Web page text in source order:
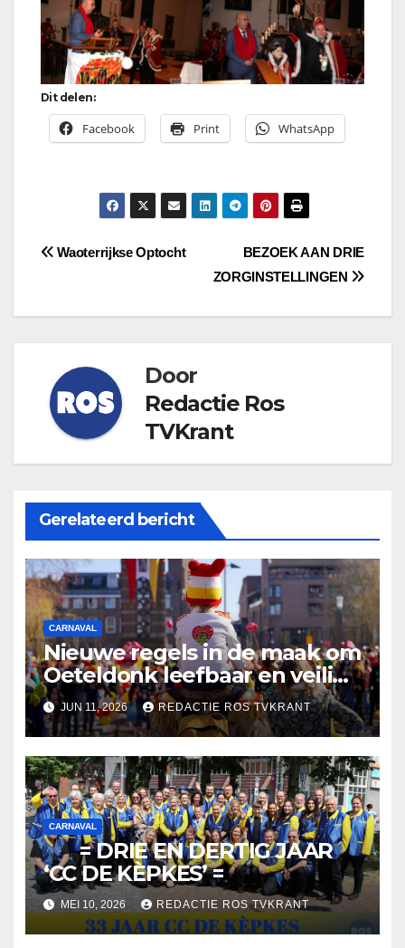
Dit delen:
Facebook Print WhatsApp
Bericht
BEZOEK AAN DRIE
ZORGINSTELLINGEN
Waoterrijkse Optocht
Door
Redactie Ros
TVKrant
Gerelateerd bericht
CARNAVAL
Nieuwe regels in de maak om
Oeteldonk leefbaar en veilig
te houden
JUN 11, 2026 REDACTIE ROS TVKRANT
CARNAVAL
= DRIE EN DERTIG JAAR
‘CC DE KÈPKES’ =
MEI 10, 2026 REDACTIE ROS TVKRANT